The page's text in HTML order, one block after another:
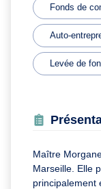
Fonds de
Auto-
Levée de
Maître
Marseille. Elle
principalement